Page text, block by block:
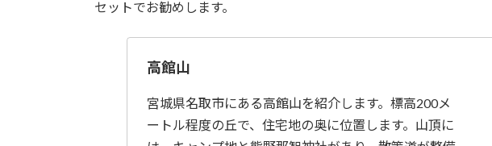
セットでお勧めします。
高館山
宮城県名取市にある高館山を紹介します。標高200メ
ートル程度の丘で、住宅地の奥に位置します。山頂に